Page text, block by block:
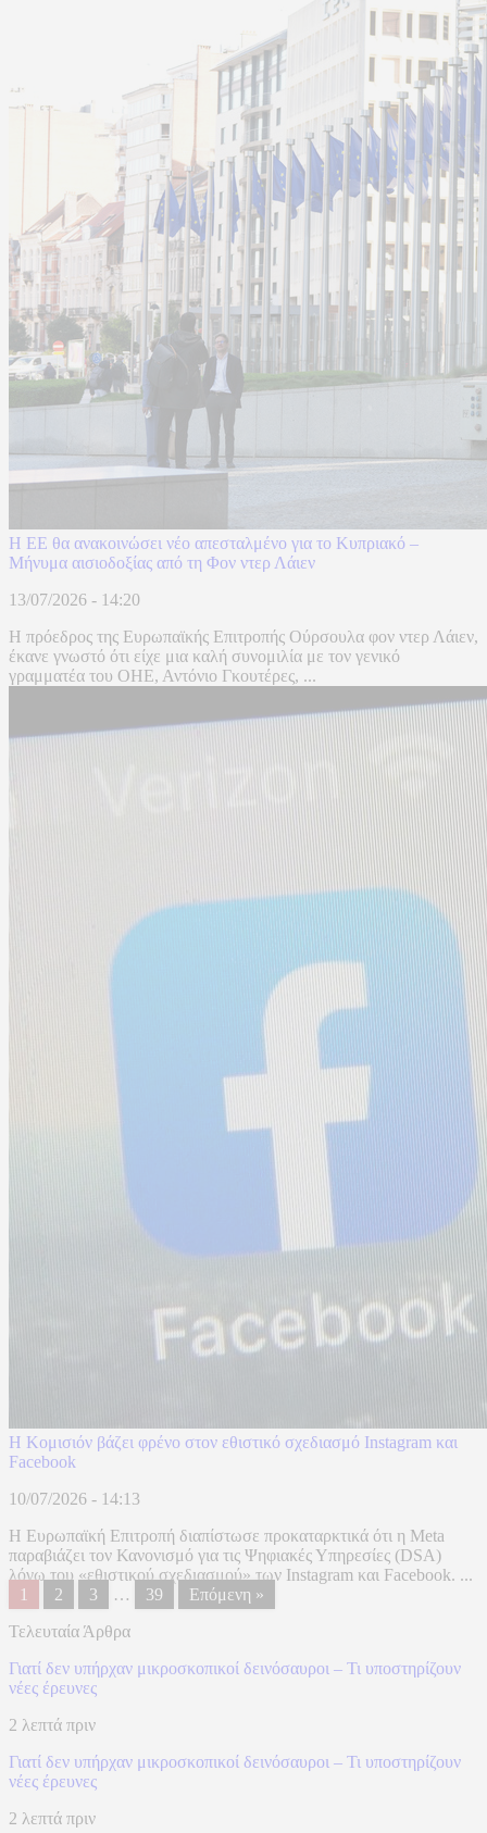
Η ΕΕ θα ανακοινώσει νέο απεσταλμένο για το Κυπριακό –
Μήνυμα αισιοδοξίας από τη Φον ντερ Λάιεν
13/07/2026 - 14:20
Η πρόεδρος της Ευρωπαϊκής Επιτροπής Ούρσουλα φον ντερ Λάιεν,
έκανε γνωστό ότι είχε μια καλή συνομιλία με τον γενικό
γραμματέα του ΟΗΕ, Αντόνιο Γκουτέρες, ...
Η Κομισιόν βάζει φρένο στον εθιστικό σχεδιασμό Instagram και
Facebook
10/07/2026 - 14:13
Η Ευρωπαϊκή Επιτροπή διαπίστωσε προκαταρκτικά ότι η Meta
παραβιάζει τον Κανονισμό για τις Ψηφιακές Υπηρεσίες (DSA)
λόγω του «εθιστικού σχεδιασμού» των Instagram και Facebook. ...
1
2 3 … 39
Επόμενη »
Τελευταία Άρθρα
Γιατί δεν υπήρχαν μικροσκοπικοί δεινόσαυροι – Τι υποστηρίζουν
νέες έρευνες
2 λεπτά πριν
Γιατί δεν υπήρχαν μικροσκοπικοί δεινόσαυροι – Τι υποστηρίζουν
νέες έρευνες
2 λεπτά πριν